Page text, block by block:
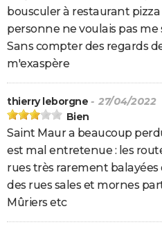
bousculer à restaurant
personne ne voulais pas me
Sans compter des regards
m'exaspère
thierry leborgne - 27/04/2022
Bien
Saint Maur a beaucoup
est mal entretenue : les
rues très rarement balayées
des rues sales et mornes
Mûriers etc